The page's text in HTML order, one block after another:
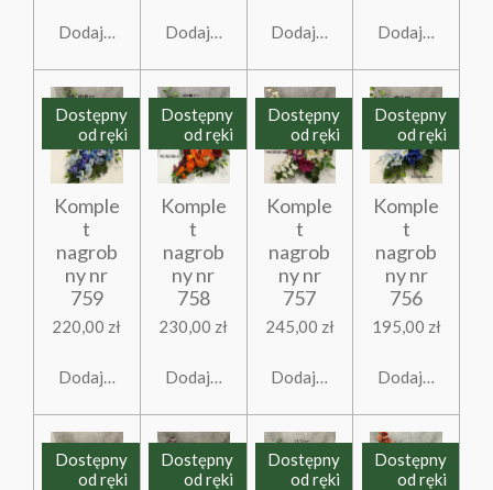
Dodaj do koszykaDodaj do koszykaDodaj do koszykaDodaj do
Dostępny
od ręki
Komple
t
nagrob
ny nr
759
220,00 zł
Dodaj do koszyka
Dostępny
od ręki
Komple
t
nagrob
ny nr
758
230,00 zł
Dodaj do koszyka
Dostępny
od ręki
Komple
t
nagrob
ny nr
757
245,00 zł
Dodaj do koszyka
Dostępny
od ręki
Komple
t
nagrob
ny nr
756
195,00 zł
Dodaj do
Dostępny
od ręki
Dostępny
od ręki
Dostępny
od ręki
Dostępny
od ręki